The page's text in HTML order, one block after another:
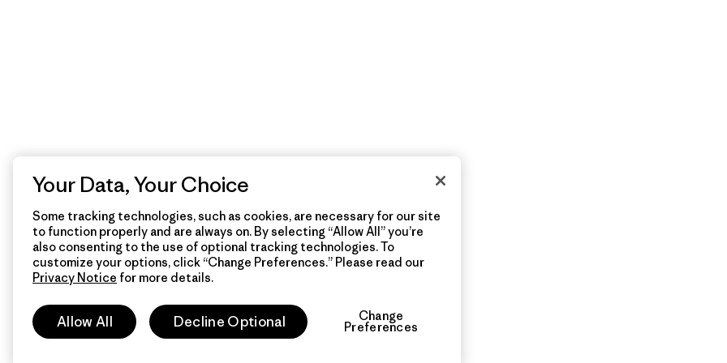
Your Data, Your Choice
Some tracking technologies, such as cookies, are necessary for our site
to function properly and are always on. By selecting “Allow All” you’re
also consenting to the use of optional tracking technologies. To
customize your options, click “Change Preferences.” Please read our
Privacy Notice for more details.
Allow All Decline Optional Change
Preferences